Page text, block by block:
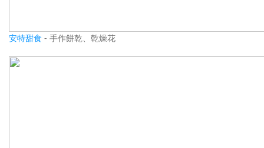
安特甜食 - 手作餅乾、乾燥花